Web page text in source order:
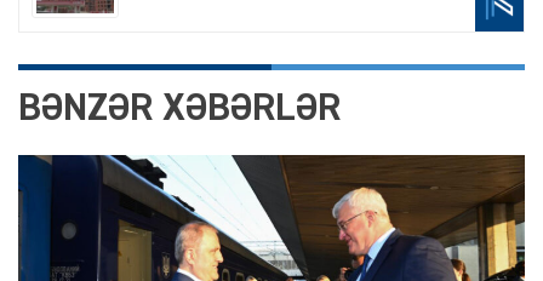
BƏNZƏR XƏBƏRLƏR